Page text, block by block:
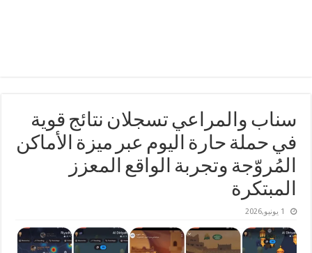
سناب والمراعي تسجلان نتائج قوية
في حملة حارة اليوم عبر ميزة الأماكن
المُروّجة وتجربة الواقع المعزز
المبتكرة
1 يونيو,2026